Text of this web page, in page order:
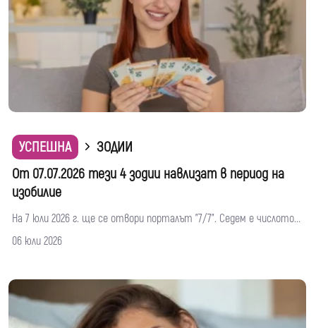
УСПЕШНА
ЗОДИИ
От 07.07.2026 тези 4 зодии навлизат в период на
изобилие
На 7 юли 2026 г. ще се отвори порталът "7/7". Седем е числото...
06 юли 2026